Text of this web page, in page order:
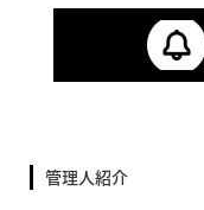
管理人紹介